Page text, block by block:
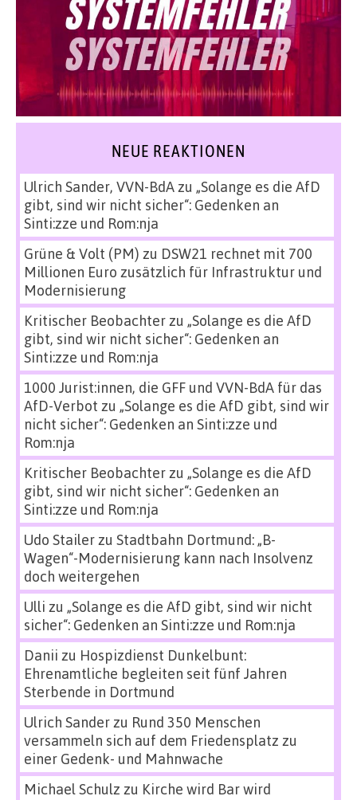
NEUE REAKTIONEN
Ulrich Sander, VVN-BdAzu „Solange es die AfD
gibt, sind wir nicht sicher“: Gedenken an
Sinti:zze und Rom:nja
Grüne & Volt (PM) zu DSW21 rechnet mit 700
Millionen Euro zusätzlich für Infrastruktur und
Modernisierung
Kritischer Beobachterzu „Solange es die AfD
gibt, sind wir nicht sicher“: Gedenken an
Sinti:zze und Rom:nja
1000 Jurist:innen, die GFF und VVN-BdA für das
AfD-Verbot zu „Solange es die AfD gibt, sind wir
nicht sicher“: Gedenken an Sinti:zze und
Rom:nja
Kritischer Beobachterzu „Solange es die AfD
gibt, sind wir nicht sicher“: Gedenken an
Sinti:zze und Rom:nja
Udo Stailerzu Stadtbahn Dortmund: „B-
Wagen“-Modernisierung kann nach Insolvenz
doch weitergehen
Ulli zu „Solange es die AfD gibt, sind wir nicht
sicher“: Gedenken an Sinti:zze und Rom:nja
Danii zu Hospizdienst Dunkelbunt:
Ehrenamtliche begleiten seit fünf Jahren
Sterbende in Dortmund
Ulrich Sanderzu Rund 350 Menschen
versammeln sich auf dem Friedensplatz zu
einer Gedenk- und Mahnwache
Michael Schulz zu Kirche wird Bar wird